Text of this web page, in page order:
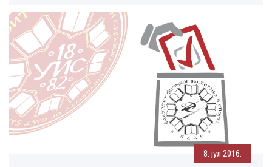
8. јул 2016.